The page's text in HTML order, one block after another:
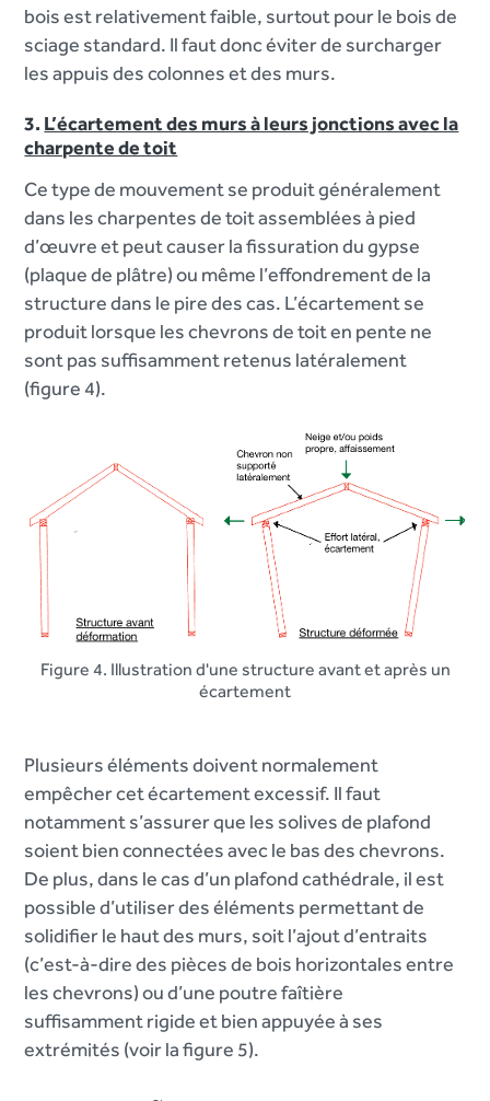
bois est relativement faible, surtout pour le bois de
sciage standard. Il faut donc éviter de surcharger
les appuis des colonnes et des murs.
3. L’écartement des murs à leurs jonctions avec la
charpente de toit
Ce type de mouvement se produit généralement
dans les charpentes de toit assemblées à pied
d’œuvre et peut causer la fissuration du gypse
(plaque de plâtre) ou même l’effondrement de la
structure dans le pire des cas. L’écartement se
produit lorsque les chevrons de toit en pente ne
sont pas suffisamment retenus latéralement
(figure 4).
Figure 4. Illustration d'une structure avant et après un
écartement
Plusieurs éléments doivent normalement
empêcher cet écartement excessif. Il faut
notamment s’assurer que les solives de plafond
soient bien connectées avec le bas des chevrons.
De plus, dans le cas d’un plafond cathédrale, il est
possible d’utiliser des éléments permettant de
solidifier le haut des murs, soit l’ajout d’entraits
(c’est-à-dire des pièces de bois horizontales entre
les chevrons) ou d’une poutre faîtière
suffisamment rigide et bien appuyée à ses
extrémités (voir la figure 5).